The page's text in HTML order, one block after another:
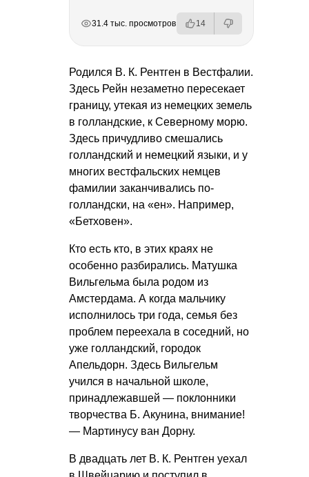
31.4 тыс. просмотров 14
Родился В. К. Рентген в Вестфалии.
Здесь Рейн незаметно пересекает
границу, утекая из немецких земель
в голландские, к Северному морю.
Здесь причудливо смешались
голландский и немецкий языки, и у
многих вестфальских немцев
фамилии заканчивались по-
голландски, на «ен». Например,
«Бетховен».
Кто есть кто, в этих краях не
особенно разбирались. Матушка
Вильгельма была родом из
Амстердама. А когда мальчику
исполнилось три года, семья без
проблем переехала в соседний, но
уже голландский, городок
Апельдорн. Здесь Вильгельм
учился в начальной школе,
принадлежавшей — поклонники
творчества Б. Акунина, внимание!
— Мартинусу ван Дорну.
В двадцать лет В. К. Рентген уехал